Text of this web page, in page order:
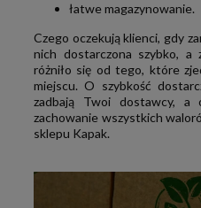
łatwe magazynowanie.
Czego oczekują klienci, gdy
nich dostarczona szybko, a
różniło się od tego, które
miejscu. O szybkość
zadbają Twoi dostawcy, a
zachowanie wszystkich
sklepu Kapak.